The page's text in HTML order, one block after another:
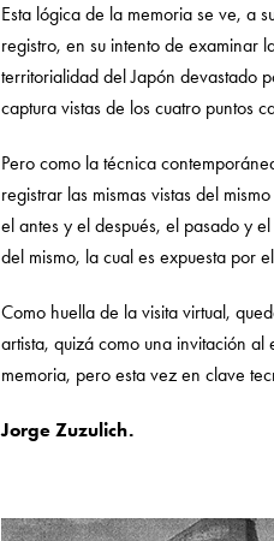
Esta lógica de la memoria se ve, a
registro, en su intento de examinar
territorialidad del Japón devastado
captura vistas de los cuatro puntos
Pero como la técnica
registrar las mismas vistas del
el antes y el después, el pasado y
del mismo, la cual es expuesta por
Como huella de la visita virtual,
artista, quizá como una invitación
memoria, pero esta vez en clave
Jorge Zuzulich.